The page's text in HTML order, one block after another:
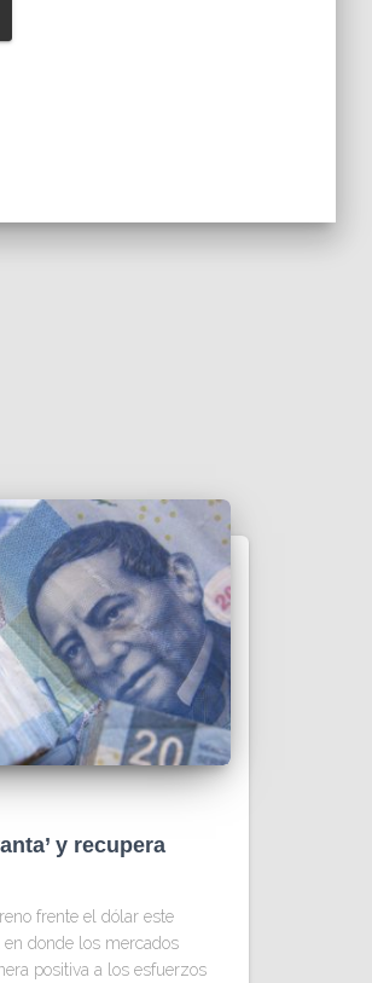
y recupera
frente el dólar este
donde los mercados
positiva a los esfuerzos